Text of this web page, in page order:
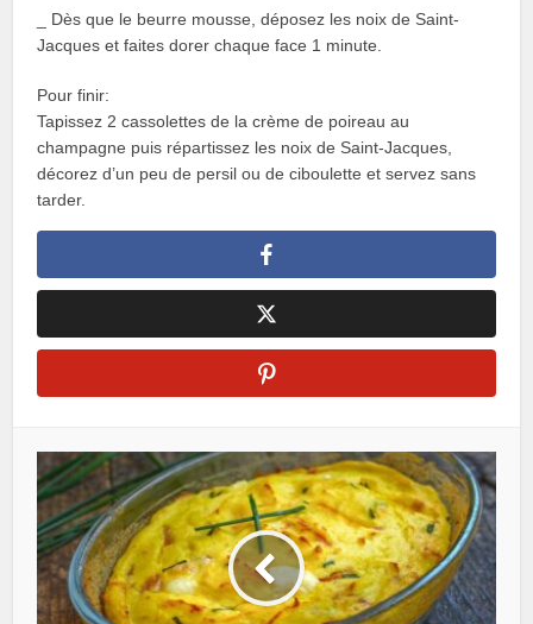
_ Dès que le beurre mousse, déposez les noix de Saint-
Jacques et faites dorer chaque face 1 minute.
Pour finir:
Tapissez 2 cassolettes de la crème de poireau au
champagne puis répartissez les noix de Saint-Jacques,
décorez d’un peu de persil ou de ciboulette et servez sans
tarder.